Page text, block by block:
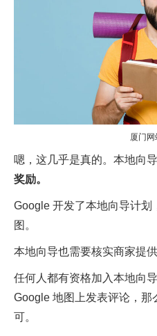
厦门
嗯，这几乎是真的。本地向
奖励。
Google 开发了本地向导计
图。
本地向导也需要核实商家提
任何人都有资格加入本地向
Google 地图上发表评论，那
可。